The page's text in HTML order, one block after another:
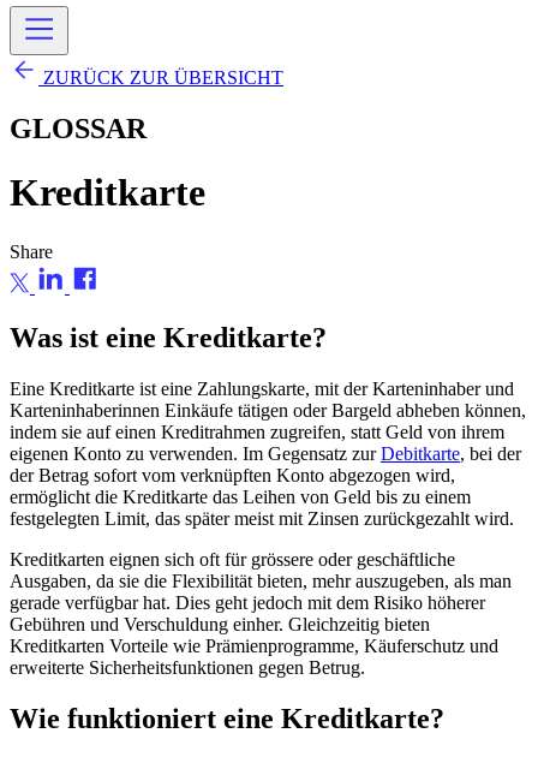
ZURÜCK ZUR ÜBERSICHT
GLOSSAR
Kreditkarte
Share
Was ist eine Kreditkarte?
Eine Kreditkarte ist eine Zahlungskarte, mit der Karteninhaber und
Karteninhaberinnen Einkäufe tätigen oder Bargeld abheben können,
indem sie auf einen Kreditrahmen zugreifen, statt Geld von ihrem
eigenen Konto zu verwenden. Im Gegensatz zurDebitkarte, bei der
der Betrag sofort vom verknüpften Konto abgezogen wird,
ermöglicht die Kreditkarte das Leihen von Geld bis zu einem
festgelegten Limit, das später meist mit Zinsen zurückgezahlt wird.
Kreditkarten eignen sich oft für grössere oder geschäftliche
Ausgaben, da sie die Flexibilität bieten, mehr auszugeben, als man
gerade verfügbar hat. Dies geht jedoch mit dem Risiko höherer
Gebühren und Verschuldung einher. Gleichzeitig bieten
Kreditkarten Vorteile wie Prämienprogramme, Käuferschutz und
erweiterte Sicherheitsfunktionen gegen Betrug.
Wie funktioniert eine Kreditkarte?